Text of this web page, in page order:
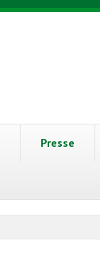
Presse